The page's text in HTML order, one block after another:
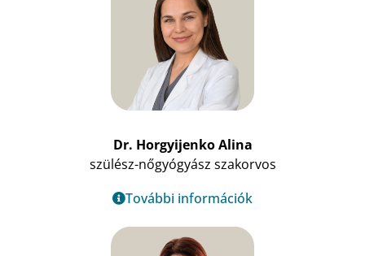
Dr. Horgyijenko Alina
szülész-nőgyógyász szakorvos
További információk